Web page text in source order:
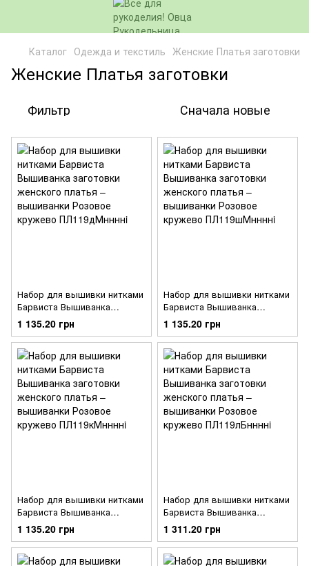
Каталог Одежда и текстиль Женские Платья заготовки
Женские Платья заготовки
Фильтр Сначала новые
Набор для вышивки нитками
Барвиста Вышиванка
заготовки женского платья –
вышиванки Розовое
кружево ПЛ119дМннннi
1 135.20 грн
Набор для вышивки нитками
Барвиста Вышиванка
заготовки женского платья –
вышиванки Розовое
кружево ПЛ119шМннннi
1 135.20 грн
Набор для вышивки нитками
Барвиста Вышиванка
заготовки женского платья –
вышиванки Розовое
кружево ПЛ119кМннннi
1 135.20 грн
Набор для вышивки нитками
Барвиста Вышиванка
заготовки женского платья –
вышиванки Розовое
кружево ПЛ119лБннннi
1 311.20 грн